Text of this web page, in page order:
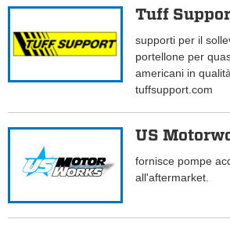
Tuff
supporti per il
portellone per
americani in
tuffsupport.com
US
fornisce pompe
all'aftermarket.